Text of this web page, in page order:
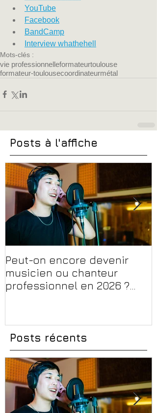
YouTube
Facebook
BandCamp
Interview whathehell
Mots-clés :
vie professionnelleformateurtoulouse
formateur-toulousecoordinateurmétal
Posts à l'affiche
Peut-on encore devenir
musicien ou chanteur
professionnel en 2026 ?
Posts récents